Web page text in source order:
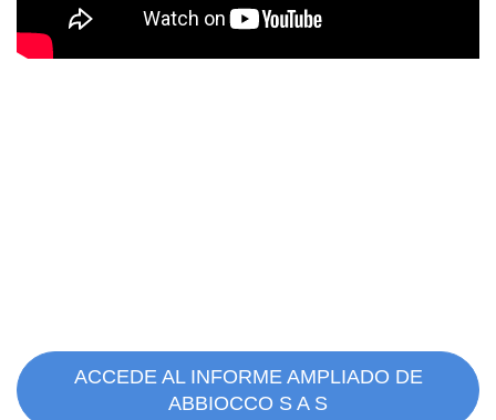
ACCEDE AL INFORME AMPLIADO DE
ABBIOCCO S A S